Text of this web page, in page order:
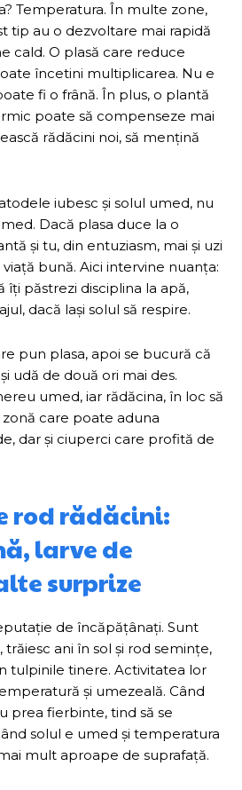
Temperatura. În multe zone,
tip au o dezvoltare mai rapidă
cald. O plasă care reduce
încetini multiplicarea. Nu e
fi o frână. În plus, o plantă
poate să compenseze mai
rădăcini noi, să mențină
iubesc și solul umed, nu
Dacă plasa duce la o
și tu, din entuziasm, mai și uzi
bună. Aici intervine nuanța:
îți păstrezi disciplina la apă,
dacă lași solul să respire.
pun plasa, apoi se bucură că
udă de două ori mai des.
umed, iar rădăcina, în loc să
care poate aduna
dar și ciuperci care profită de
rod rădăcini:
larve de
surprize
de încăpățânați. Sunt
ani în sol și rod semințe,
tulpinile tinere. Activitatea lor
și umezeală. Când
prea fierbinte, tind să se
solul e umed și temperatura
mult aproape de suprafață.